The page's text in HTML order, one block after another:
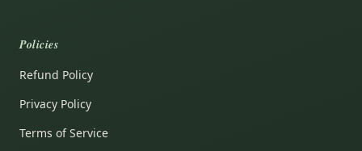
Policies
Refund Policy
Privacy Policy
Terms of Service